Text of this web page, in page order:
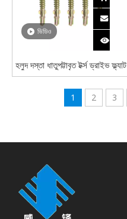
ভিডিও
হলুদ দস্তা ধাতুপট্টাবৃত টর্ক্স ড্রাইভ ফ্ল্যাট
স্ক্রু উইংস উইথ
1 2 3